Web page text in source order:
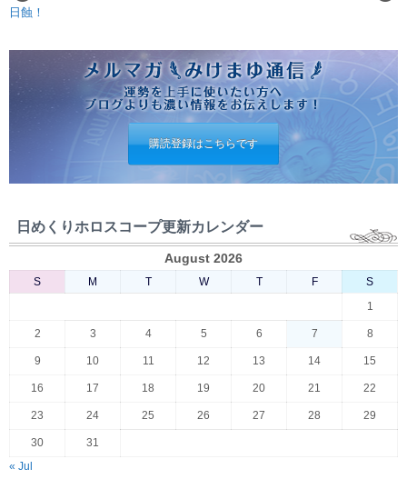
日蝕！
購読登録はこちらです
日めくりホロスコープ更新カレンダー
August 2026
S M T W T F
S
1
2 3 4 5 6 7 8
9 10 11 12 13 14 15
16 17 18 19 20 21 22
23 24 25 26 27 28 29
30
31
« Jul